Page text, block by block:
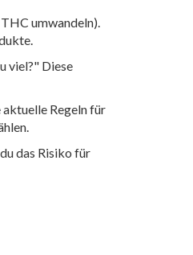
umwandeln).
viel?" Diese
aktuelle Regeln für
das Risiko für